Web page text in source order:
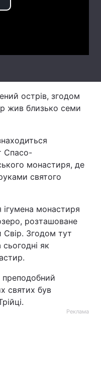
острів, згодом
жив близько семи
Спасо-
монастиря, де
святого
ігумена монастиря
розташоване
Свір. Згодом тут
як
преподобний
святих був
Реклама